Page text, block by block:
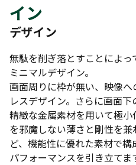
イン
デザイン
無駄を削ぎ落とすことによ
ミニマルデザイン。
画面周りに枠が無い、映像
レスデザイン。さらに画面下
精緻な金属素材を用いて極
を邪魔しない薄さと剛性を
ど、機能性に優れた素材で
パフォーマンスを引き立てま